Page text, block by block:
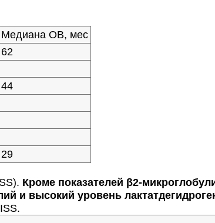
Медиана ОВ, мес
62
44
29
Кроме показателей β2-
и высокий уровень